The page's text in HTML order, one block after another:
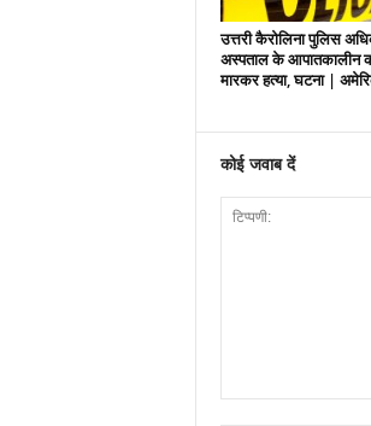
उत्तरी कैरोलिना पुलिस
अस्पताल के आपातकालीन
मारकर हत्या, घटना |
कोई जवाब दें